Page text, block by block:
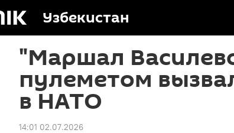
Узбекистан
"Маршал
пулеметом
в НАТО
14:01 02.07.2026